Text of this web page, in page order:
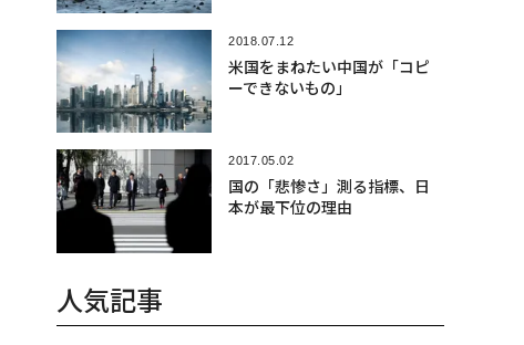
2018.07.12
米国をまねたい中国が「コピ
ーできないもの」
2017.05.02
国の「悲惨さ」測る指標、日
本が最下位の理由
人気記事